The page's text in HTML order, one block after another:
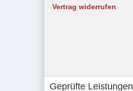
Vertrag widerrufen
Geprüfte Leistungen